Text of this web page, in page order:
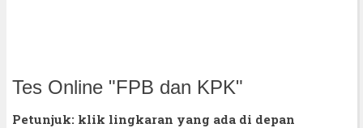
Tes Online "FPB dan KPK"
Petunjuk: klik lingkaran yang ada di depan